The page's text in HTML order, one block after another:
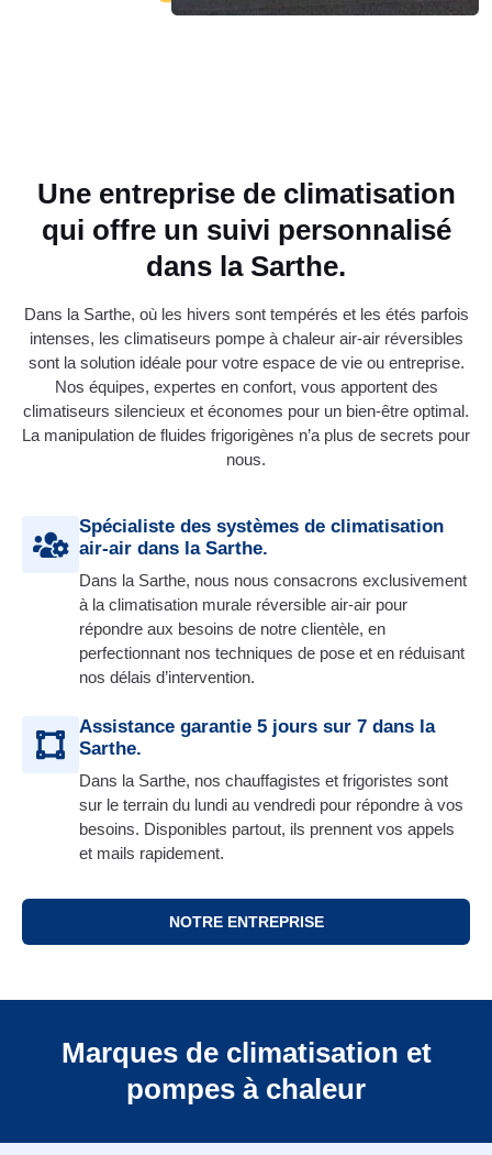
Une entreprise de climatisation
qui offre un suivi personnalisé
dans la Sarthe.
Dans la Sarthe, où les hivers sont tempérés et les étés parfois
intenses, les climatiseurs pompe à chaleur air-air réversibles
sont la solution idéale pour votre espace de vie ou entreprise.
Nos équipes, expertes en confort, vous apportent des
climatiseurs silencieux et économes pour un bien-être optimal.
La manipulation de fluides frigorigènes n’a plus de secrets pour
nous.
Spécialiste des systèmes de climatisation
air-air dans la Sarthe.
Dans la Sarthe, nous nous consacrons exclusivement
à la climatisation murale réversible air-air pour
répondre aux besoins de notre clientèle, en
perfectionnant nos techniques de pose et en réduisant
nos délais d’intervention.
Assistance garantie 5 jours sur 7 dans la
Sarthe.
Dans la Sarthe, nos chauffagistes et frigoristes sont
sur le terrain du lundi au vendredi pour répondre à vos
besoins. Disponibles partout, ils prennent vos appels
et mails rapidement.
NOTRE ENTREPRISE
Marques de climatisation et
pompes à chaleur